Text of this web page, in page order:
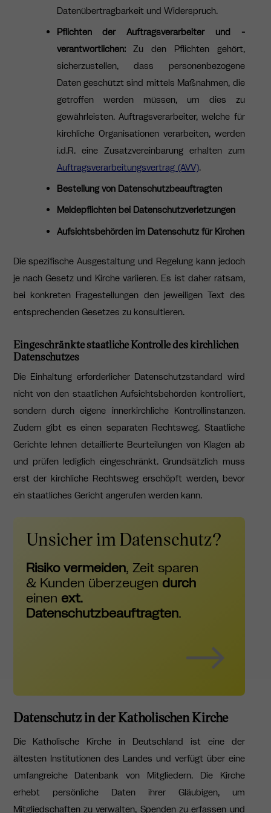
Datenübertragbarkeit und Widerspruch.
Pflichten der Auftragsverarbeiter und -
verantwortlichen:Zu den Pflichten gehört,
sicherzustellen, dass personenbezogene
Daten geschützt sind mittels Maßnahmen, die
getroffen werden müssen, um dies zu
gewährleisten. Auftragsverarbeiter, welche für
kirchliche Organisationen verarbeiten, werden
i.d.R. eine Zusatzvereinbarung erhalten zum
Auftragsverarbeitungsvertrag (AVV).
Bestellung von Datenschutzbeauftragten
Meldepflichten bei Datenschutzverletzungen
Aufsichtsbehörden im Datenschutz für Kirchen
Die spezifische Ausgestaltung und Regelung kann jedoch
je nach Gesetz und Kirche variieren. Es ist daher ratsam,
bei konkreten Fragestellungen den jeweiligen Text des
entsprechenden Gesetzes zu konsultieren.
Eingeschränkte staatliche Kontrolle des kirchlichen
Datenschutzes
Die Einhaltung erforderlicher Datenschutzstandard wird
nicht von den staatlichen Aufsichtsbehörden kontrolliert,
sondern durch eigene innerkirchliche Kontrollinstanzen.
Zudem gibt es einen separaten Rechtsweg. Staatliche
Gerichte lehnen detaillierte Beurteilungen von Klagen ab
und prüfen lediglich eingeschränkt. Grundsätzlich muss
erst der kirchliche Rechtsweg erschöpft werden, bevor
ein staatliches Gericht angerufen werden kann.
Unsicher im Datenschutz?
Risiko vermeiden, Zeit sparen
& Kunden überzeugen durch
einen ext.
Datenschutzbeauftragten.
Datenschutz in der Katholischen Kirche
Die Katholische Kirche in Deutschland ist eine der
ältesten Institutionen des Landes und verfügt über eine
umfangreiche Datenbank von Mitgliedern. Die Kirche
erhebt persönliche Daten ihrer Gläubigen, um
Mitgliedschaften zu verwalten, Spenden zu erfassen und